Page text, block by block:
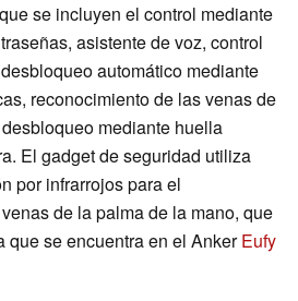
se incluyen el control mediante
asistente de voz, control
automático mediante
reconocimiento de las venas de
mediante huella
El gadget de seguridad utiliza
por infrarrojos para el
de la palma de la mano, que
que se encuentra en el AnkerEufy